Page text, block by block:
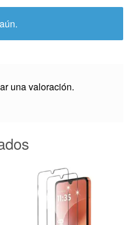
una valoración.